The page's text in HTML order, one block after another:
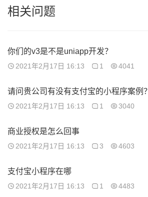
相关问题
你们的v3是不是uniapp开发？
2021年2月17日 16:13 1 4041
请问贵公司有没有支付宝的小程序案例？
2021年2月17日 16:13 1 3040
商业授权是怎么回事
2021年2月17日 16:13 3 4603
支付宝小程序在哪
2021年2月17日 16:13 1 4483